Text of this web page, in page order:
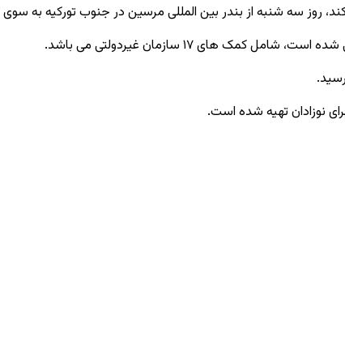
روز سه ‌شنبه از بندر بین‌ المللی مرسین در جنوب تورکیه به
۱۷ سازمان غیردولتی می ‌باشد.
نوزادان تهیه شده است.